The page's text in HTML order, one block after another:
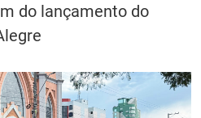
do lançamento do